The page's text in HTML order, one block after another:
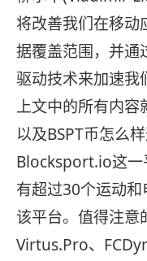
将改善我们在移动
据覆盖范围，并
驱动技术来加速我
上文中的所有内容
以及BSPT币怎么
Blocksport.io这一
有超过30个运动
该平台。值得注意
Virtus.Pro、